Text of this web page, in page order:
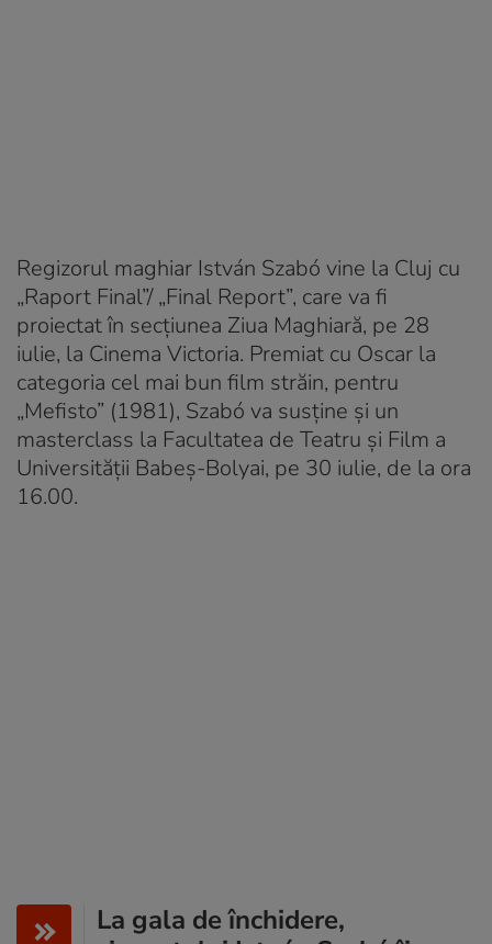
Regizorul maghiar István Szabó vine la Cluj cu
„Raport Final”/ „Final Report”, care va fi
proiectat în secțiunea Ziua Maghiară, pe 28
iulie, la Cinema Victoria. Premiat cu Oscar la
categoria cel mai bun film străin, pentru
„Mefisto” (1981), Szabó va susține și un
masterclass la Facultatea de Teatru și Film a
Universității Babeș-Bolyai, pe 30 iulie, de la ora
16.00.
La gala de închidere,